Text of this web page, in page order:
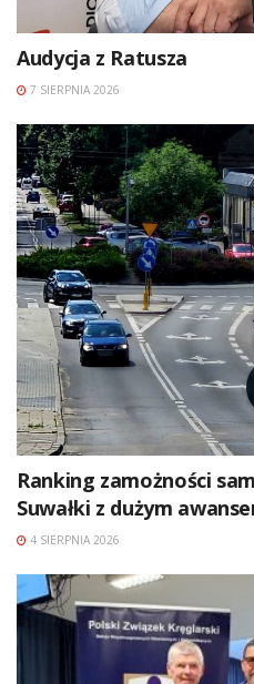
Audycja z Ratusza
7 SIERPNIA 2026
Ranking zamożności
Suwałki z dużym
4 SIERPNIA 2026